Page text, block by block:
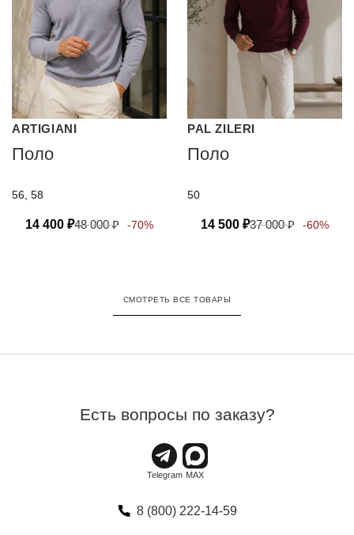
ARTIGIANI
Поло
56, 58
14 400 ₽48 000₽ -70%
PAL ZILERI
Поло
50
14 500 ₽37 000₽ -60%
СМОТРЕТЬ ВСЕ ТОВАРЫ
Есть вопросы по заказу?
8 (800) 222-14-59